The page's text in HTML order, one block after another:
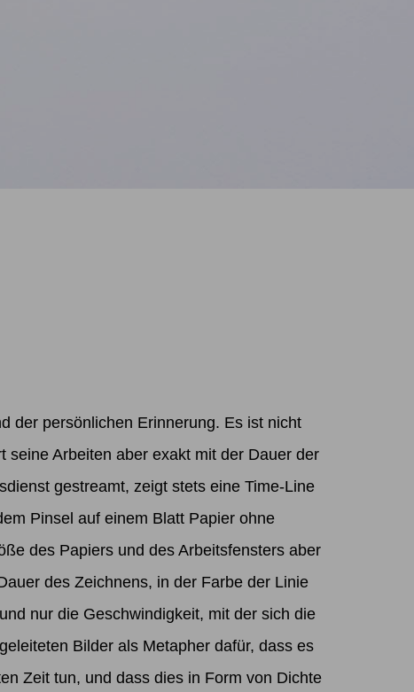
der persönlichen Erinnerung. Es ist nicht
Arbeiten aber exakt mit der Dauer der
gestreamt, zeigt stets eine Time-Line
Pinsel auf einem Blatt Papier ohne
des Papiers und des Arbeitsfensters aber
des Zeichnens, in der Farbe der Linie
nur die Geschwindigkeit, mit der sich die
Bilder als Metapher dafür, dass es
Zeit tun, und dass dies in Form von Dichte